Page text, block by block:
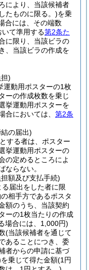
により、当該候補者
たものに限る。)を乗
合には、その端数
いて準用する第2条た
に限り、当該ビラの
、当該ビラの作成を
)
運動用ポスターの1枚
ーの作成枚数を乗じ
挙運動用ポスターを
合においては、 第2条
の届出)
する者は、ポスター
挙運動用ポスターの
の定めるところによ
ならない。
額及び支払手続)
届出をした者に限
相手方であるポスタ
額のうち、当該契約
ーの1枚当たりの作成
場合には、1,000円)
(当該候補者を通じて
あることにつき、委
者からの申請に基づ
を乗じて得た金額(1円